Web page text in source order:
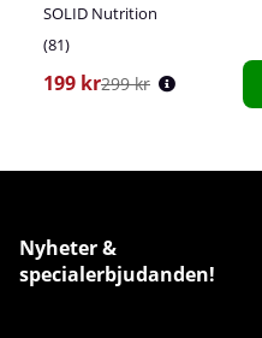
SOLID Nutrition
81
199 kr299 kr
Nyheter &
specialerbjudanden!